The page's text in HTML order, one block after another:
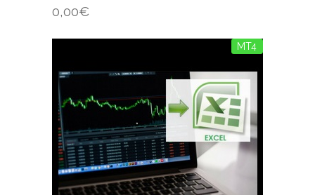
0,00€
MT4